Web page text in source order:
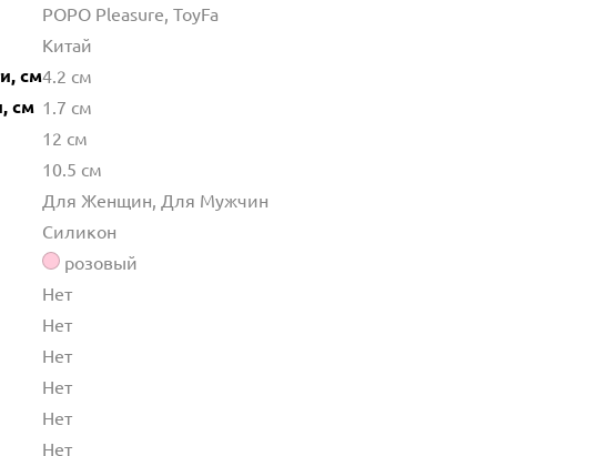
POPO Pleasure, ToyFa
Китай
см4.2 см
см 1.7 см
12 см
10.5 см
Для Женщин, Для Мужчин
Силикон
розовый
Нет
Нет
Нет
Нет
Нет
Нет